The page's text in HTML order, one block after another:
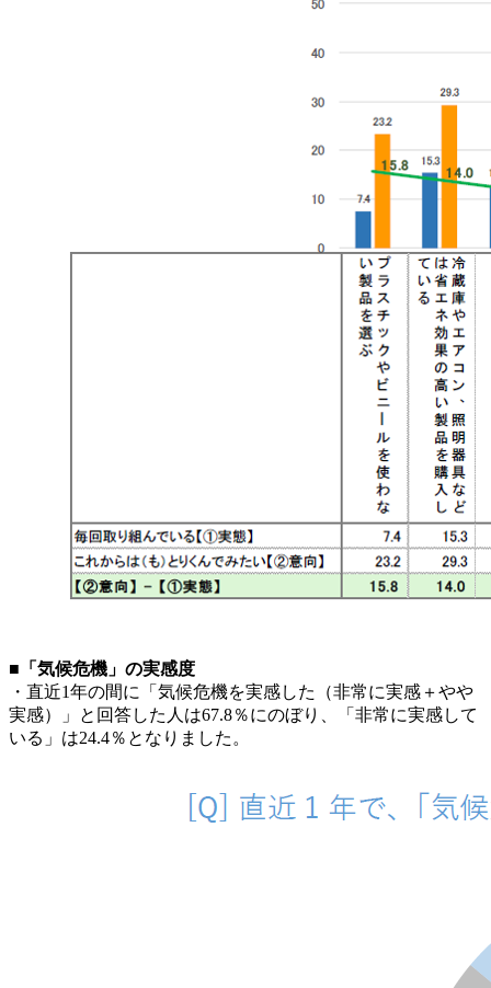
■「気候危機」の実感度
・直近1年の間に「気候危機を実感した（非常に実感＋やや
実感）」と回答した人は67.8％にのぼり、「非常に実感して
いる」は24.4％となりました。